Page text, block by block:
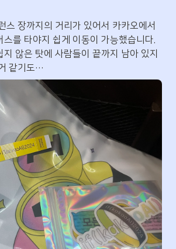
스 장까지의 거리가 있어서 카카오에서
스를 타야지 쉽게 이동이 가능했습니다.
않은 탓에 사람들이 끝까지 남아 있지
같기도…